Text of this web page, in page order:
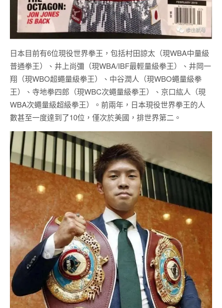
日本目前有6位現役世界拳王，包括村田諒太（現WBA中量級
普通拳王）、井上尚彌（現WBA/IBF最輕量級拳王）、井岡一
翔（現WBO超蠅量級拳王）、中谷潤人（現WBO蠅量級拳
王）、寺地拳四郎（現WBC次蠅量級拳王）、京口紘人（現
WBA次蠅量級超級拳王）。前兩年，日本現役世界拳王的人
數甚至一度達到了10位，僅次於美國，排世界第二。